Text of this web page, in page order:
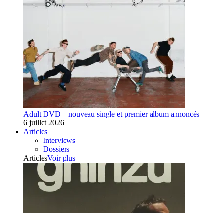
Adult DVD – nouveau single et premier album annoncés
6 juillet 2026
Articles
Interviews
Dossiers
ArticlesVoir plus